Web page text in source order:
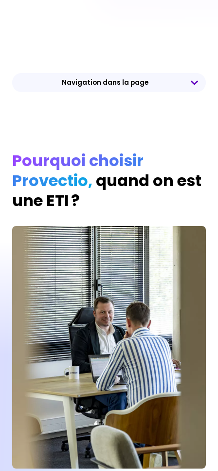
Navigation dans la page
Pourquoi choisir
Provectio, quand on est
une ETI ?